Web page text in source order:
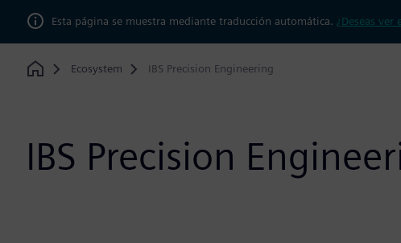
Esta página se muestra mediante traducción automática. ¿Deseas
Home
Ecosystem IBS Precision Engineering
IBS Precision